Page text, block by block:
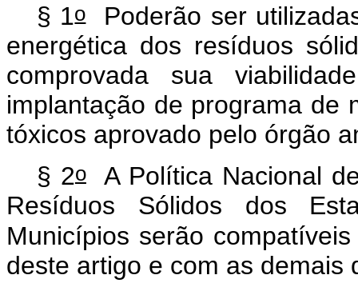
§ 1oPoderão ser
energética dos resíduos
comprovada sua
implantação de programa de
tóxicos aprovado pelo órgão
§ 2oA Política Nacional
Resíduos Sólidos dos
Municípios serão
deste artigo e com as